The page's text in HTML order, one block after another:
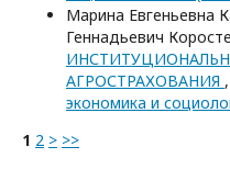
Марина Евгеньевна
Геннадьевич
АГРОСТРАХОВАНИЯ ,
экономика и
1 2 > >>